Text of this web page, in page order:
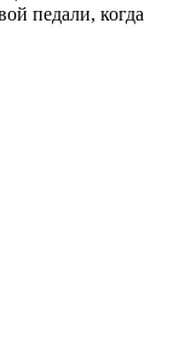
педали, когда